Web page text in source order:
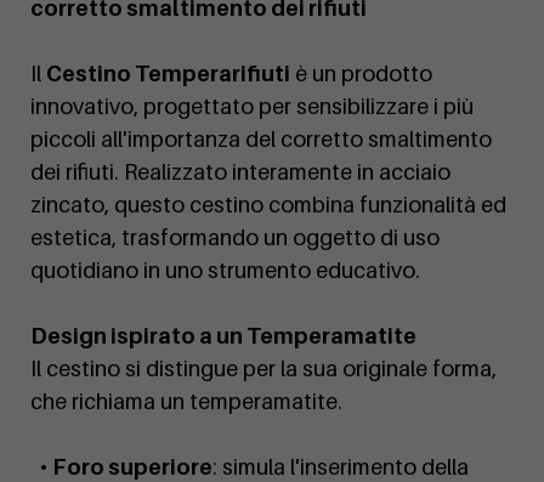
corretto smaltimento dei rifiuti
Il Cestino Temperarifiuti è un prodotto
innovativo, progettato per sensibilizzare i più
piccoli all'importanza del corretto smaltimento
dei rifiuti. Realizzato interamente in acciaio
zincato, questo cestino combina funzionalità ed
estetica, trasformando un oggetto di uso
quotidiano in uno strumento educativo.
Design ispirato a un Temperamatite
Il cestino si distingue per la sua originale forma,
che richiama un temperamatite.
• Foro superiore: simula l'inserimento della